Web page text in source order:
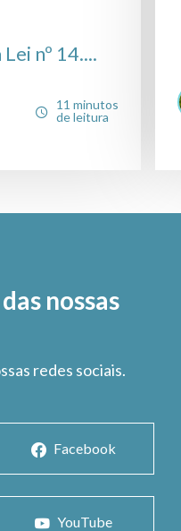
nº 14....
11 minutos
de leitura
nossas
redes sociais.
Facebook
YouTube